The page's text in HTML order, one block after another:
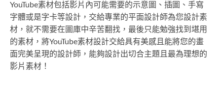
YouTube素材包括影片內可能需要的示意圖、插圖、手寫
字體或是字卡等設計，交給專業的平面設計師為您設計素
材，就不需要在圖庫中辛苦翻找，最後只能勉強找到堪用
的素材，將YouTube素材設計交給具有美感且能將您的畫
面完美呈現的設計師，能夠設計出切合主題且最為理想的
影片素材！